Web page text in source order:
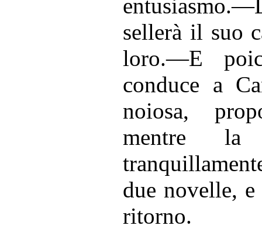
sellerà il suo
loro.—E
conduce a
noiosa,
mentre la
due novelle,
ritorno.